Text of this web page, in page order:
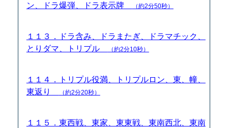
ン、ドラ爆弾、ドラ表示牌
（約2分50秒）
１１３．ドラ含み、ドラまたぎ、ドラマチック、
とりダマ、トリプル
（約2分10秒）
１１４．トリプル役満、トリプルロン、東、幢、
東返り
（約2分20秒）
１１５．東西戦、東家、東東戦、東南西北、東南